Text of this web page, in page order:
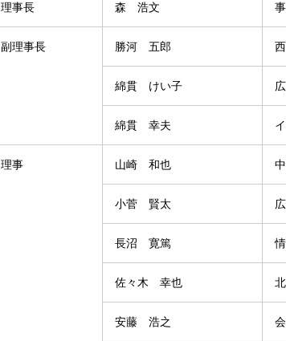
理事長 森 浩文
副理事長 勝河 五郎
綿貫 けい子
綿貫 幸夫
理事 山崎 和也
小菅 賢太
長沼 寛篤
佐々木 幸也
安藤 浩之